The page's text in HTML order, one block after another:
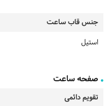
جنس قاب ساعت
استیل
صفحه ساعت
تقویم دائمی